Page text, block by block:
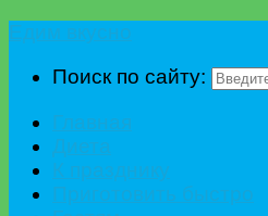
Поиск по сайту: